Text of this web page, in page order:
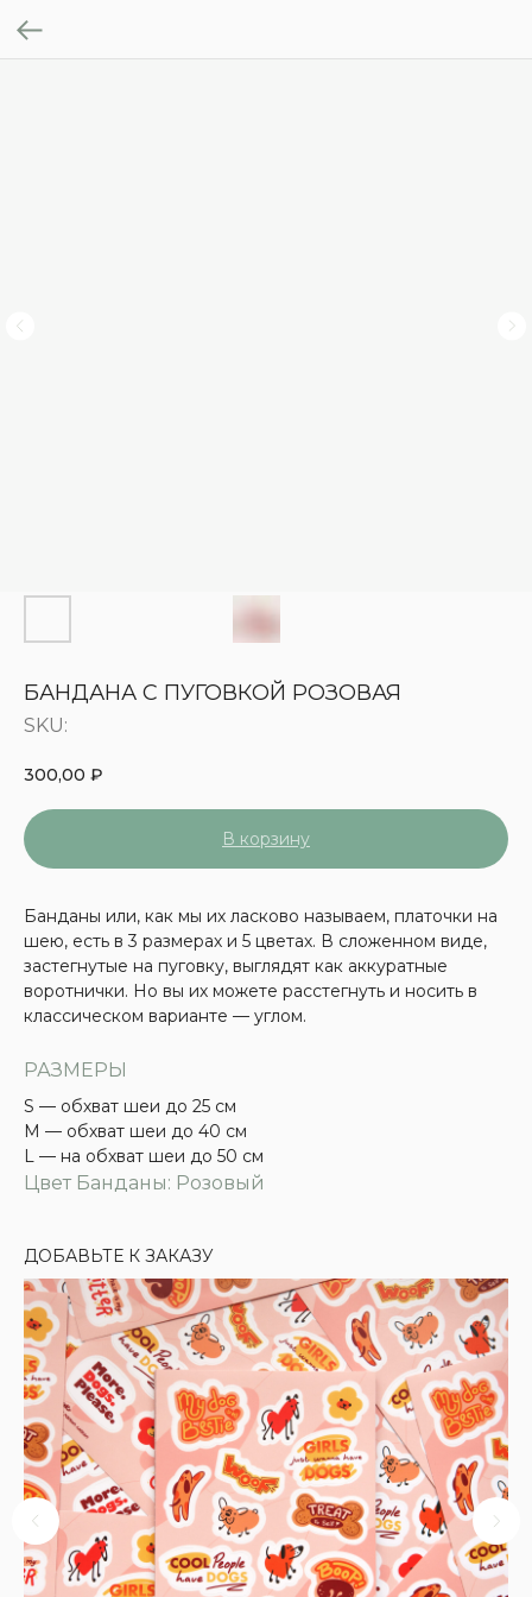
БАНДАНА С ПУГОВКОЙ РОЗОВАЯ
SKU:
300,00 ₽
В корзину
Банданы или, как мы их ласково называем, платочки на
шею, есть в 3 размерах и 5 цветах. В сложенном виде,
застегнутые на пуговку, выглядят как аккуратные
воротнички. Но вы их можете расстегнуть и носить в
классическом варианте — углом.
РАЗМЕРЫ
S — обхват шеи до 25 см
M — обхват шеи до 40 см
L — на обхват шеи до 50 см
Цвет Банданы: Розовый
ДОБАВЬТЕ К ЗАКАЗУ